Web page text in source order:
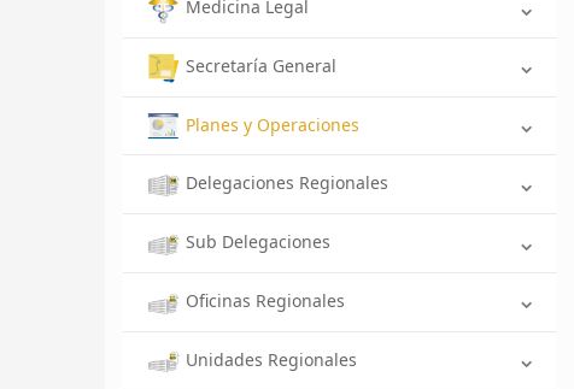
Medicina Legal
Secretaría General
Planes y Operaciones
Delegaciones Regionales
Sub Delegaciones
Oficinas Regionales
Unidades Regionales